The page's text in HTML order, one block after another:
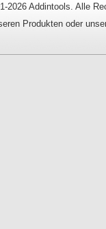
2026 Addintools. Alle
Produkten oder